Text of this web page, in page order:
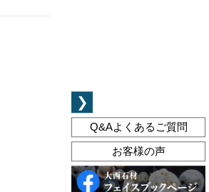
❯
Q&Aよくあるご質問
お客様の声